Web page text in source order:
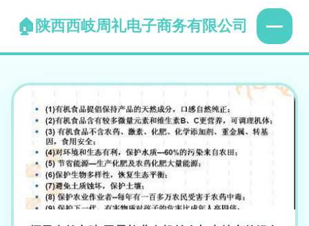
陕西西岐周礼电子商务有限公司